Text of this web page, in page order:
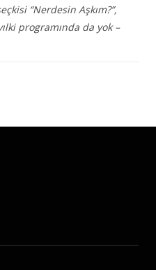
“Nerdesin Aşkım?”,
programında da yok –